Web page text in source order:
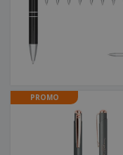
PROMO